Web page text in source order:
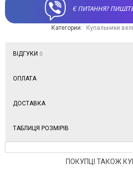
Є ПИТАННЯ?
Категории: Купальники
ВІДГУКИ 0
ОПЛАТА
ДОСТАВКА
ТАБЛИЦЯ РОЗМІРІВ
ПОКУПЦІ ТАКОЖ